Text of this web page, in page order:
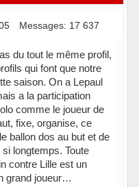
Messages: 17 637
du tout le même profil,
qui font que notre
saison. On a Lepaul
a la participation
comme le joueur de
fixe, organise, ce
ballon dos au but et de
si longtemps. Toute
contre Lille est un
grand joueur…